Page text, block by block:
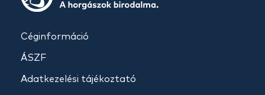
Céginformáció
ÁSZF
Adatkezelési tájékoztató